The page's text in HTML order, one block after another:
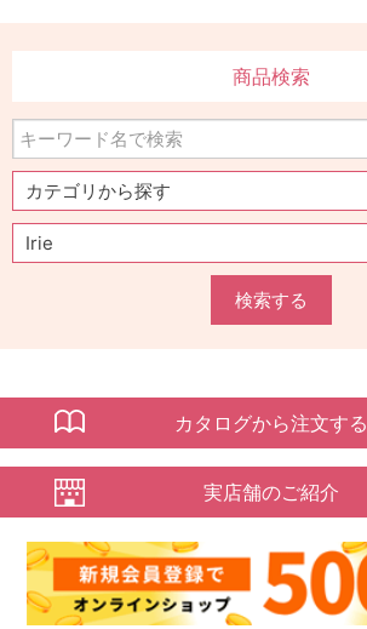
商品検索
検索する
カタログから注文する
実店舗のご紹介